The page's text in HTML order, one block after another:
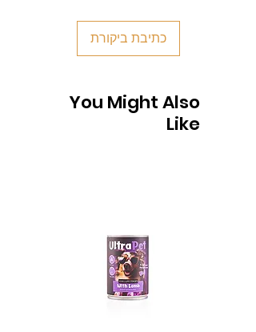
כתיבת ביקורת
You Might Also
Like